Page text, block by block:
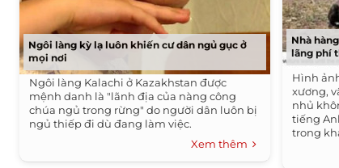
Ngôi làng kỳ lạ luôn khiến cư dân ngủ gục ở
mọi nơi
Ngôi làng Kalachi ở Kazakhstan được
mệnh danh là "lãnh địa của nàng công
chúa ngủ trong rừng" do người dân luôn bị
ngủ thiếp đi dù đang làm việc.
Xem thêm
Nhà
lãng phí
Hình
xương,
nhủ
tiếng
trong